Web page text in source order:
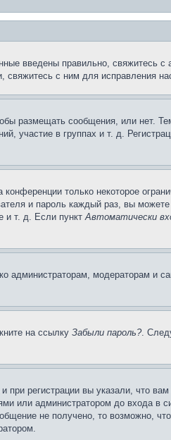
введены правильно, свяжитесь с
с ним для исправления
размещать сообщения, или нет.
участие в группах и т. д.
только некоторое
и пароль каждый раз, вы
и т. д. Если пунктАвтоматически
администраторам, модераторам и
на ссылку Забыли пароль?.
регистрации вы указали, что
или администратором до входа в
не получено, то возможно,